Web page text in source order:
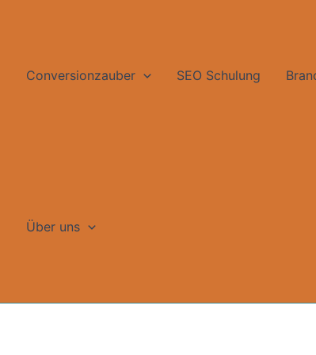
Conversionzauber SEO Schulung
Über uns